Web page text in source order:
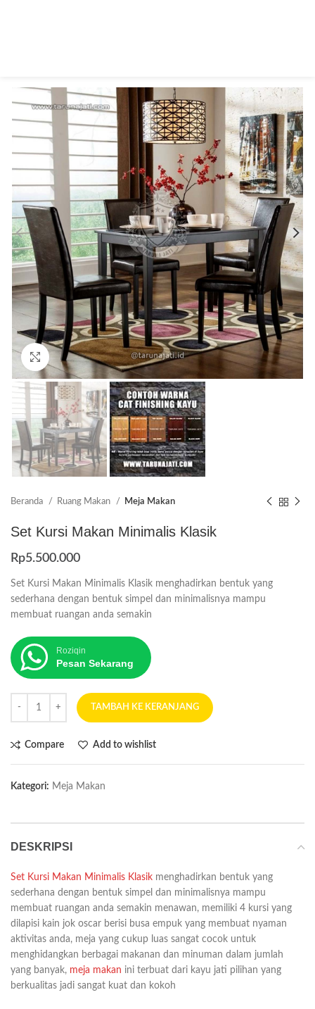
Click to enlarge
Beranda Ruang Makan Meja Makan
Set Kursi Makan Minimalis Klasik
Rp5.500.000
Set Kursi Makan Minimalis Klasik menghadirkan bentuk yang
sederhana dengan bentuk simpel dan minimalisnya mampu
membuat ruangan anda semakin
Roziqin
Pesan Sekarang
TAMBAH KE KERANJANG
Compare Add to wishlist
Kategori: Meja Makan
DESKRIPSI
Set Kursi Makan Minimalis Klasik menghadirkan bentuk yang
sederhana dengan bentuk simpel dan minimalisnya mampu
membuat ruangan anda semakin menawan, memiliki 4 kursi yang
dilapisi kain jok oscar berisi busa empuk yang membuat nyaman
aktivitas anda, meja yang cukup luas sangat cocok untuk
menghidangkan berbagai makanan dan minuman dalam jumlah
yang banyak, meja makan ini terbuat dari kayu jati pilihan yang
berkualitas jadi sangat kuat dan kokoh